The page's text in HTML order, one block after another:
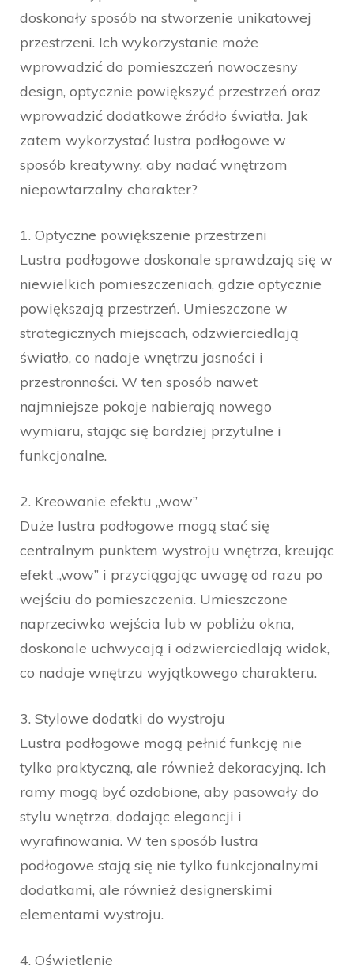
doskonały sposób na stworzenie unikatowej
przestrzeni. Ich wykorzystanie może
wprowadzić do pomieszczeń nowoczesny
design, optycznie powiększyć przestrzeń oraz
wprowadzić dodatkowe źródło światła. Jak
zatem wykorzystać lustra podłogowe w
sposób kreatywny, aby nadać wnętrzom
niepowtarzalny charakter?
1. Optyczne powiększenie przestrzeni
Lustra podłogowe doskonale sprawdzają się w
niewielkich pomieszczeniach, gdzie optycznie
powiększają przestrzeń. Umieszczone w
strategicznych miejscach, odzwierciedlają
światło, co nadaje wnętrzu jasności i
przestronności. W ten sposób nawet
najmniejsze pokoje nabierają nowego
wymiaru, stając się bardziej przytulne i
funkcjonalne.
2. Kreowanie efektu „wow”
Duże lustra podłogowe mogą stać się
centralnym punktem wystroju wnętrza, kreując
efekt „wow” i przyciągając uwagę od razu po
wejściu do pomieszczenia. Umieszczone
naprzeciwko wejścia lub w pobliżu okna,
doskonale uchwycają i odzwierciedlają widok,
co nadaje wnętrzu wyjątkowego charakteru.
3. Stylowe dodatki do wystroju
Lustra podłogowe mogą pełnić funkcję nie
tylko praktyczną, ale również dekoracyjną. Ich
ramy mogą być ozdobione, aby pasowały do
stylu wnętrza, dodając elegancji i
wyrafinowania. W ten sposób lustra
podłogowe stają się nie tylko funkcjonalnymi
dodatkami, ale również designerskimi
elementami wystroju.
4. Oświetlenie